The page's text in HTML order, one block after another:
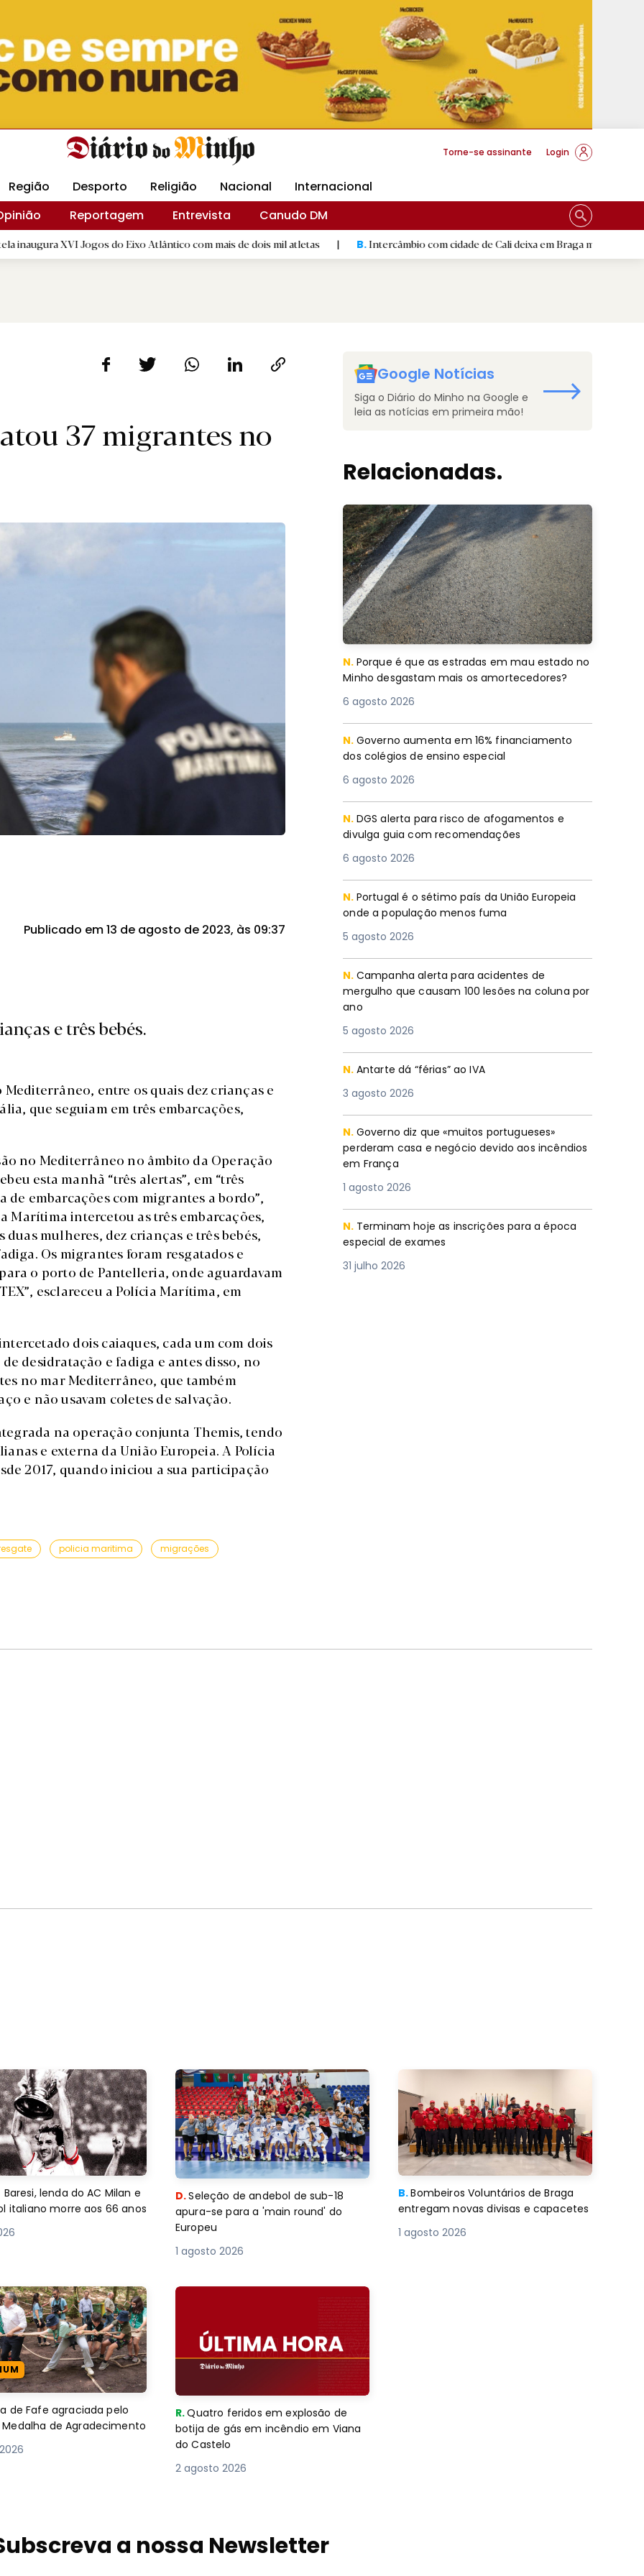
Revista Minha Gráfica DM Livraria DM Arquidiocese Braga
Torne-se assinante Login
Região Desporto Religião Nacional
Internacional
Reportagem Entrevista Canudo DM
Jogos do Eixo Atlântico com mais de dois mil atletas | B.Intercâmbio com cidade de Cali deixa em Braga mural artístico
37 migrantes no
Publicado em 13 de agosto de 2023, às 09:37
e três bebés.
entre os quais dez crianças e
que seguiam em três embarcações,
no Mediterrâneo no âmbito da Operação
esta manhã “três alertas”, em “três
embarcações com migrantes a bordo”,
Marítima intercetou as três embarcações,
mulheres, dez crianças e três bebés,
Os migrantes foram resgatados e
o porto de Pantelleria, onde aguardavam
esclareceu a Polícia Marítima, em
dois caiaques, cada um com dois
desidratação e fadiga e antes disso, no
no mar Mediterrâneo, que também
e não usavam coletes de salvação.
na operação conjunta Themis, tendo
e externa da União Europeia. A Polícia
2017, quando iniciou a sua participação
policia maritima migrações
Google Notícias
Siga o Diário do Minho na Google e
leia as notícias em primeira mão!
Relacionadas.
N. Porque é que as estradas em mau estado no
Minho desgastam mais os amortecedores?
6 agosto 2026
N. Governo aumenta em 16% financiamento
dos colégios de ensino especial
6 agosto 2026
N. DGS alerta para risco de afogamentos e
divulga guia com recomendações
6 agosto 2026
N. Portugal é o sétimo país da União Europeia
onde a população menos fuma
5 agosto 2026
N. Campanha alerta para acidentes de
mergulho que causam 100 lesões na coluna por
ano
5 agosto 2026
N. Antarte dá “férias” ao IVA
3 agosto 2026
N. Governo diz que «muitos portugueses»
perderam casa e negócio devido aos incêndios
em França
1 agosto 2026
N. Terminam hoje as inscrições para a época
especial de exames
31 julho 2026
Baresi, lenda do AC Milan e
italiano morre aos 66 anos
D.Seleção de andebol de sub-18
apura-se para a 'main round' do
Europeu
1 agosto 2026
B.Bombeiros Voluntários de Braga
entregam novas divisas e capacetes
1 agosto 2026
de Fafe agraciada pelo
Medalha de Agradecimento
R.Quatro feridos em explosão de
botija de gás em incêndio em Viana
do Castelo
2 agosto 2026
a nossa Newsletter